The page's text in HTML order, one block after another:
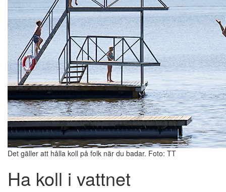
Det gäller att hålla koll på folk när du badar. Foto: TT
Ha koll i vattnet